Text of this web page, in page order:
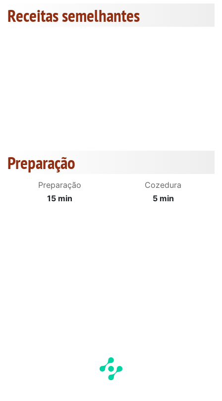
Receitas semelhantes
Preparação
Preparação
15 min
Cozedura
5 min